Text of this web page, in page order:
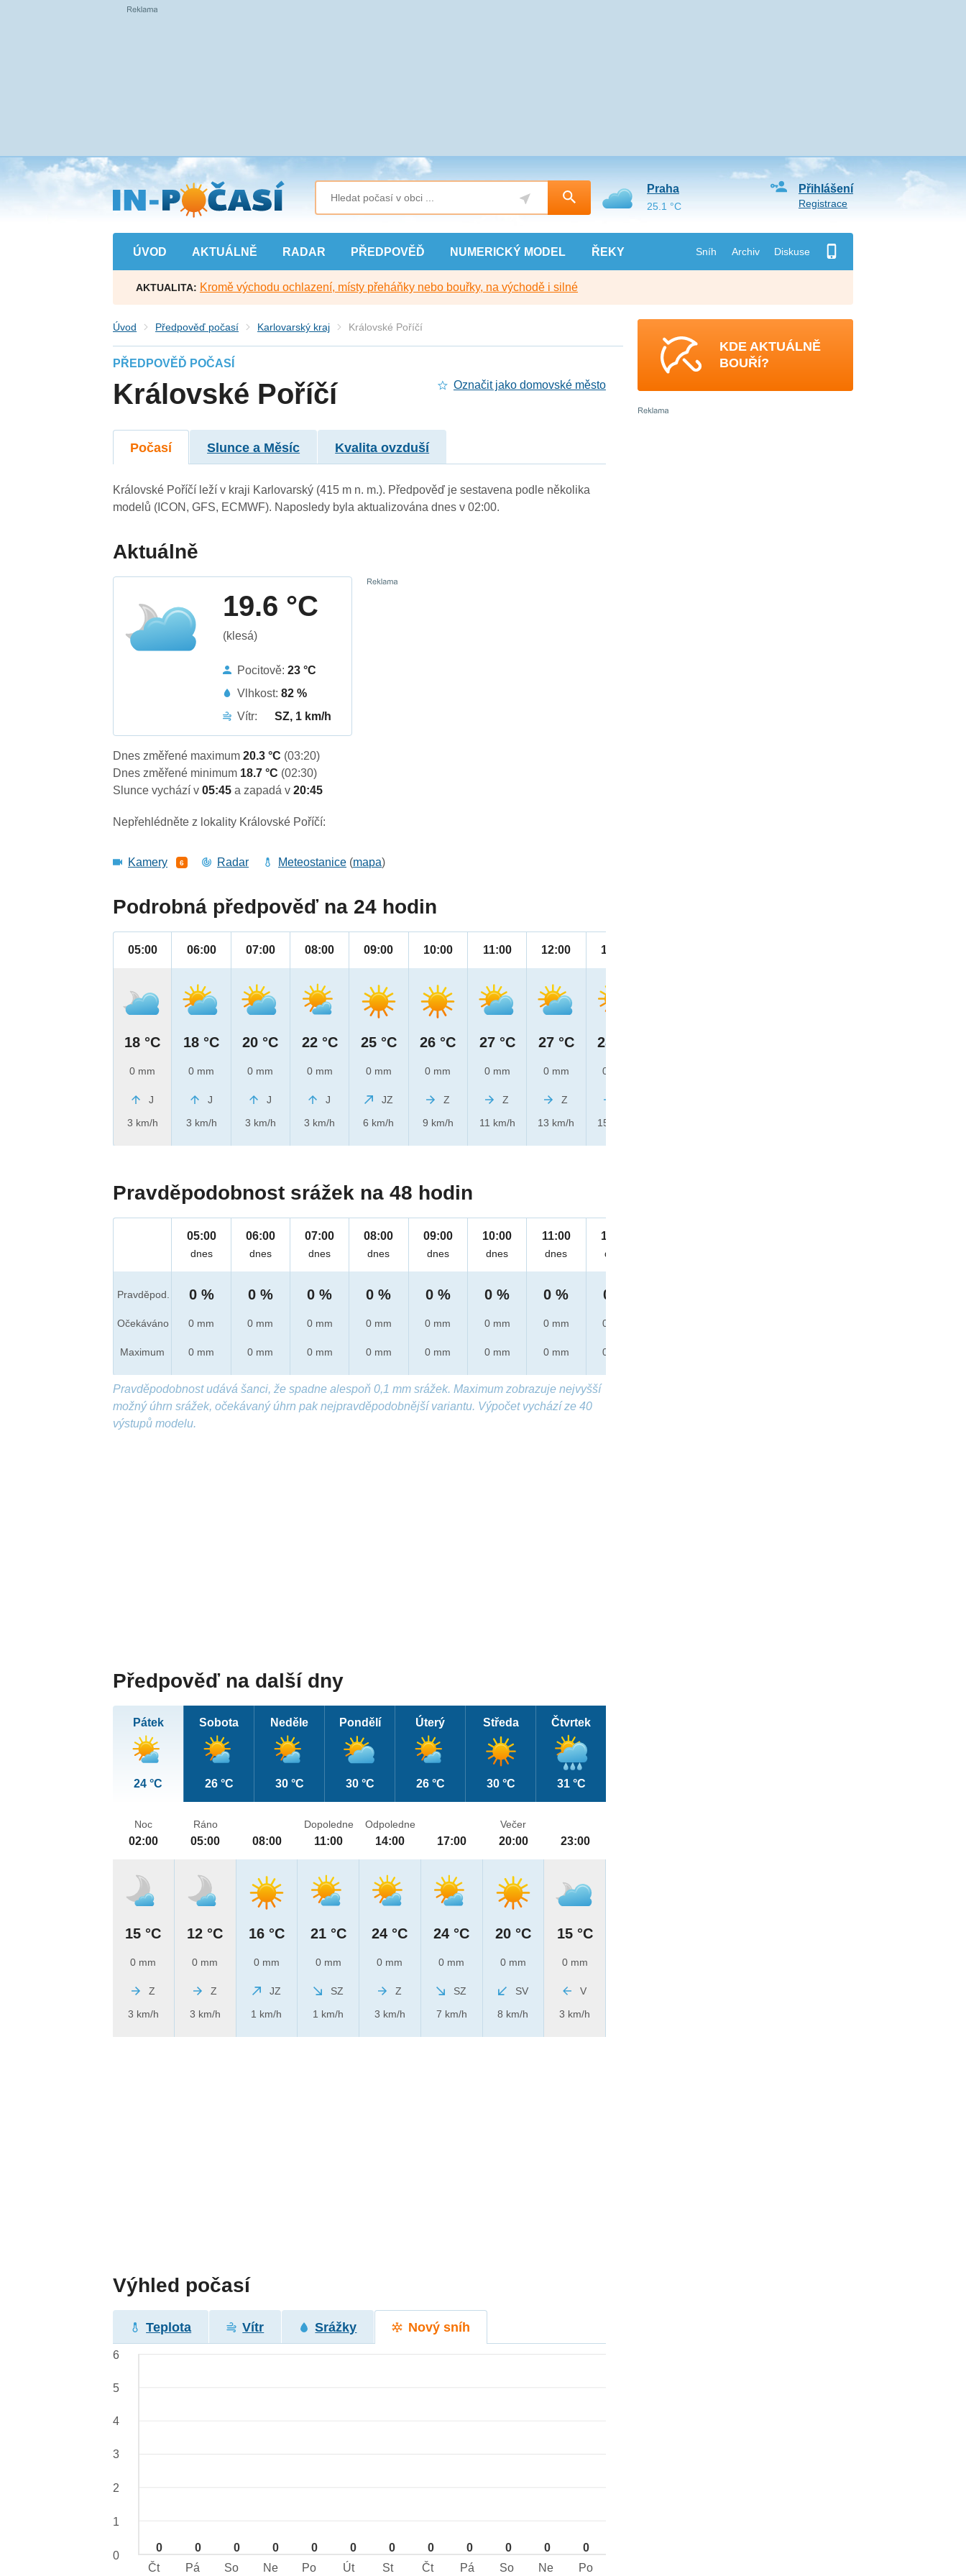
Přejít
na
hlavní
obsah
ÚVOD AKTUÁLNĚ RADAR PŘEDPOVĚĎ NUMERICKÝ MODEL ŘEKY Sníh Archiv Diskuse
Přihlášení
Registrace
Praha
25.1 °C
AKTUALITA: Kromě východu ochlazení, místy přeháňky nebo bouřky, na východě i silné
Úvod Předpověď počasí Karlovarský kraj Královské Poříčí
PŘEDPOVĚĎ POČASÍ
Královské Poříčí Označit jako domovské město
Počasí Slunce a Měsíc Kvalita ovzduší
Královské Poříčí leží v kraji Karlovarský (415 m n. m.). Předpověď je sestavena podle několika
modelů (ICON, GFS, ECMWF). Naposledy byla aktualizována dnes v 02:00.
Aktuálně
19.6 °C
(klesá)
Pocitově:23 °C
Vlhkost:82 %
Vítr:
SZ, 1 km/h
Dnes změřené maximum20.3 °C (03:20)
Dnes změřené minimum 18.7 °C (02:30)
Slunce vychází v05:45a zapadá v20:45
Nepřehlédněte z lokality Královské Poříčí:
Kamery 6 Radar Meteostanice (mapa)
Podrobná předpověď na 24 hodin
05:00
18 °C
0 mm
J
3 km/h
06:00
18 °C
0 mm
J
3 km/h
07:00
20 °C
0 mm
J
3 km/h
08:00
22 °C
0 mm
J
3 km/h
09:00
25 °C
0 mm
JZ
6 km/h
10:00
26 °C
0 mm
Z
9 km/h
11:00
27 °C
0 mm
Z
11 km/h
12:00
27 °C
0 mm
Z
13 km/h
13:00
28 °C
0 mm
15 km/h
Pravděpodobnost srážek na 48 hodin
Pravděpod.
Očekáváno
Maximum
05:00
dnes
0 %
0 mm
0 mm
06:00
dnes
0 %
0 mm
0 mm
07:00
dnes
0 %
0 mm
0 mm
08:00
dnes
0 %
0 mm
0 mm
09:00
dnes
0 %
0 mm
0 mm
10:00
dnes
0 %
0 mm
0 mm
11:00
dnes
0 %
0 mm
0 mm
12:00
dnes
0 %
0 mm
0 mm
Pravděpodobnost udává šanci, že spadne alespoň 0,1 mm srážek. Maximum zobrazuje nejvyšší
možný úhrn srážek, očekávaný úhrn pak nejpravděpodobnější variantu. Výpočet vychází ze 40
výstupů modelu.
Předpověď na další dny
Pátek
24 °C
Sobota
26 °C
Neděle
30 °C
Pondělí
30 °C
Úterý
26 °C
Středa
30 °C
Čtvrtek
31 °C
Noc
02:00
15 °C
0 mm
Z
3 km/h
Ráno
05:00
12 °C
0 mm
Z
3 km/h
08:00
16 °C
0 mm
JZ
1 km/h
Dopoledne
11:00
21 °C
0 mm
SZ
1 km/h
Odpoledne
14:00
24 °C
0 mm
Z
3 km/h
17:00
24 °C
0 mm
SZ
7 km/h
Večer
20:00
20 °C
0 mm
SV
8 km/h
23:00
15 °C
0 mm
V
3 km/h
Výhled počasí
Teplota Vítr Srážky Nový sníh
0 0 0 0 0 0 0 0 0 0 0 0
6
5
4
3
2
1
0
Čt
Pá So Ne Po Út St Čt Pá So Ne Po
KDE AKTUÁLNĚ
BOUŘÍ?